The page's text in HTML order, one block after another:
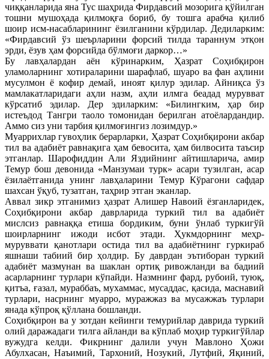
чиққанларида яна Тус шаҳрида Фирдавсий мозорига қўйилган
тошни мушоҳада қилмоқға бориб, бу тошга арабча қилиб
шоир исм-насабларининг ёзилганини кўрдилар. Дедиларким:
«Фирдавсий ўз шеърларини форсий тилда тараннум этқон
эрди, ёзув ҳам форсийда бўлмоғи даркор…»
Бу лавҳалардан аён кўринарким, Ҳазрат Соҳибқирон
уламоларнинг хотираларини шарафлаб, шуаро ва фан аҳлини
мусулмон ё кофир демай, иноят қилур эдилар. Айниқса ўз
мамлакатларидаги аҳли назм, аҳли илмга беадад мурувват
кўрсатиб эдилар. Дер эдиларким: «Билингким, ҳар бир
истеъдод Тангри таоло томонидан берилган атоёлардандир.
Аммо сиз уни тарбия қилмоғингиз лозимдур.»
Муаррихлар гувоҳлик берарларки, Ҳазрат Соҳибқирони акбар
тил ва адабиёт равнақига ҳам бевосита, ҳам билвосита таъсир
этганлар. Шарофиддин Али Яздийнинг айтишларича, амир
Темур бош девонида «Манзумаи турк» асари тузилган, асар
ёзилаётганида унинг лавҳаларини Темур Кўрагони сафдар
шахсан ўқуб, тузатган, таҳрир этган эканлар.
Аввал зикр этганимиз ҳазрат Алишер Навоий ёзганларидек,
Соҳибқирони акбар даврларида туркий тил ва адабиёт
мислсиз равнаққа етиша бордиким, буни ўнлаб туркигўй
шоирларнинг ижоди исбот этади. Ҳукмдорнинг меҳр-
муруввати қанотлари остида тил ва адабиётнинг гуркираб
яшнаши табиий бир ҳолдир. Бу даврдан эътиборан туркий
адабиёт мазмунан ва шаклан ортиқ ривожланди ва бадиий
асарларнинг турлари кўпайди. Назмнинг фард, рубоий, туюқ,
қитъа, ғазал, мураббаъ, мухаммас, мусаддас, қасида, маснавий
турлари, насрнинг муарро, муражжаз ва мусажжаъ турлари
янада кўпроқ қўллана бошланди.
Соҳибқирон ва у зотдан кейинги темурийлар даврида туркий
олий даражадаги тилга айланди ва кўплаб моҳир туркигўйлар
вужудга келди. Фикрнинг далили учун Мавлоно Ҳожи
Абулхасан, Наъимий, Тархоний, Нозукий, Лутфий, Яқиний,